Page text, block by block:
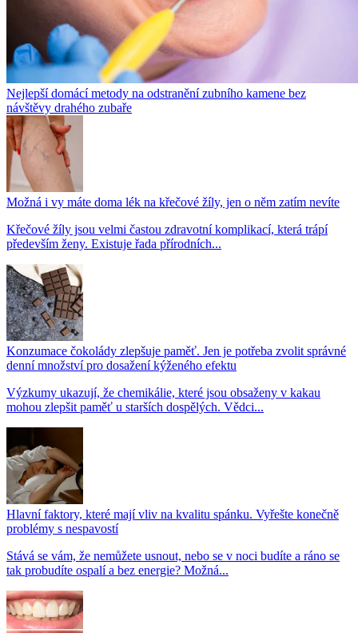
Nejlepší domácí metody na odstranění zubního kamene bez
návštěvy drahého zubaře
Možná i vy máte doma lék na křečové žíly, jen o něm zatím nevíte
Křečové žíly jsou velmi častou zdravotní komplikací, která trápí
především ženy. Existuje řada přírodních...
Konzumace čokolády zlepšuje paměť. Jen je potřeba zvolit správné
denní množství pro dosažení kýženého efektu
Výzkumy ukazují, že chemikálie, které jsou obsaženy v kakau
mohou zlepšit paměť u starších dospělých. Vědci...
Hlavní faktory, které mají vliv na kvalitu spánku. Vyřešte konečně
problémy s nespavostí
Stává se vám, že nemůžete usnout, nebo se v noci budíte a ráno se
tak probudíte ospalí a bez energie? Možná...